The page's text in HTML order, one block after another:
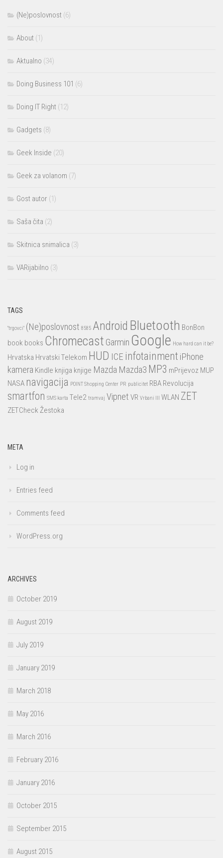
(Ne)poslovnost (6)
About (1)
Aktualno (34)
Doing Business 101 (6)
Doing IT Right (12)
Gadgets (8)
Geek Inside (20)
Geek za volanom (7)
Gost autor (1)
Saša čita (2)
Skitnica snimalica (3)
VARijabilno (3)
TAGS
"trgovci" (Ne)poslovnost 8585 Android Bluetooth BonBon
book books Chromecast Garmin Google How hard can it be?
Hrvatska Hrvatski Telekom HUD ICE infotainment iPhone
kamera Kindle knjiga knjige Mazda Mazda3 MP3 mPrijevoz MUP
NASA navigacija POINT Shopping Center PR publicitet RBA Revolucija
smartfon SMS karta Tele2 tramvaj Vipnet VR Vrbani III WLAN ZET
ZETCheck Žestoka
META
Log in
Entries feed
Comments feed
WordPress.org
ARCHIVES
October 2019
August 2019
July 2019
January 2019
March 2018
May 2016
March 2016
February 2016
January 2016
October 2015
September 2015
August 2015